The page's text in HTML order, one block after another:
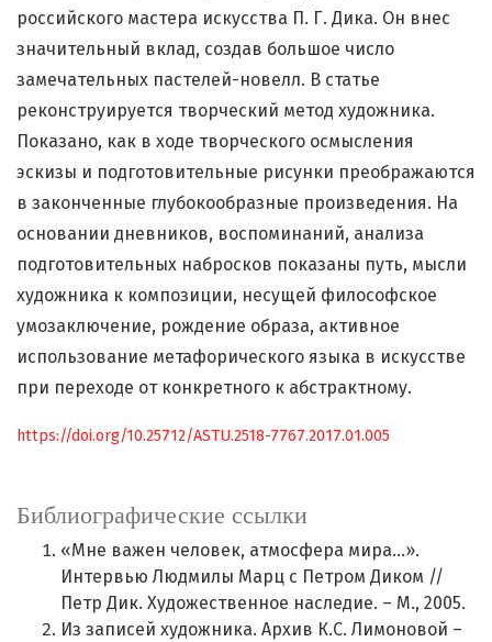
российского мастера искусства П. Г. Дика. Он внес
значительный вклад, создав большое число
замечательных пастелей-новелл. В статье
реконструируется творческий метод художника.
Показано, как в ходе творческого осмысления
эскизы и подготовительные рисунки преображаются
в законченные глубокообразные произведения. На
основании дневников, воспоминаний, анализа
подготовительных набросков показаны путь, мысли
художника к композиции, несущей философское
умозаключение, рождение образа, активное
использование метафорического языка в искусстве
при переходе от конкретного к абстрактному.
https://doi.org/10.25712/ASTU.2518-7767.2017.01.005
Библиографические ссылки
«Мне важен человек, атмосфера мира...».
Интервью Людмилы Марц с Петром Диком //
Петр Дик. Художественное наследие. – М., 2005.
Из записей художника. Архив К.С. Лимоновой –